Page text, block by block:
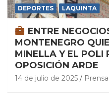
DEPORTES LAQUINTA
ENTRE
MONTENEGRO
MINELLA Y EL POLI
OPOSICIÓN ARDE
14 de julio de 2025